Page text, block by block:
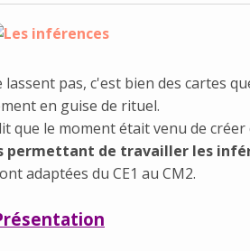
lassent pas, c'est bien des cartes
en guise de rituel.
que le moment était venu de créer
permettant de travailler les
adaptées du CE1 au CM2.